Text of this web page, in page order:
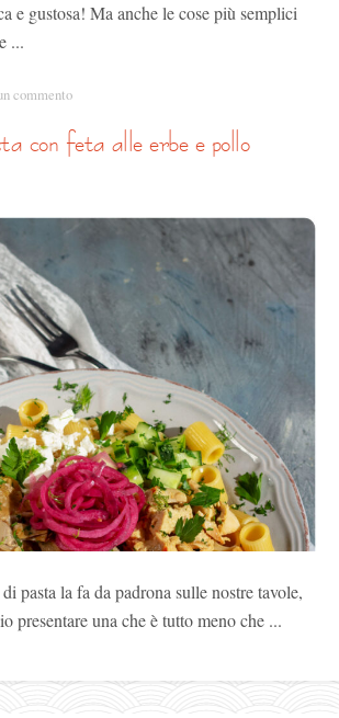
e gustosa! Ma anche le cose più semplici
...
commento
pasta la fa da padrona sulle nostre tavole,
presentare una che è tutto meno che ...